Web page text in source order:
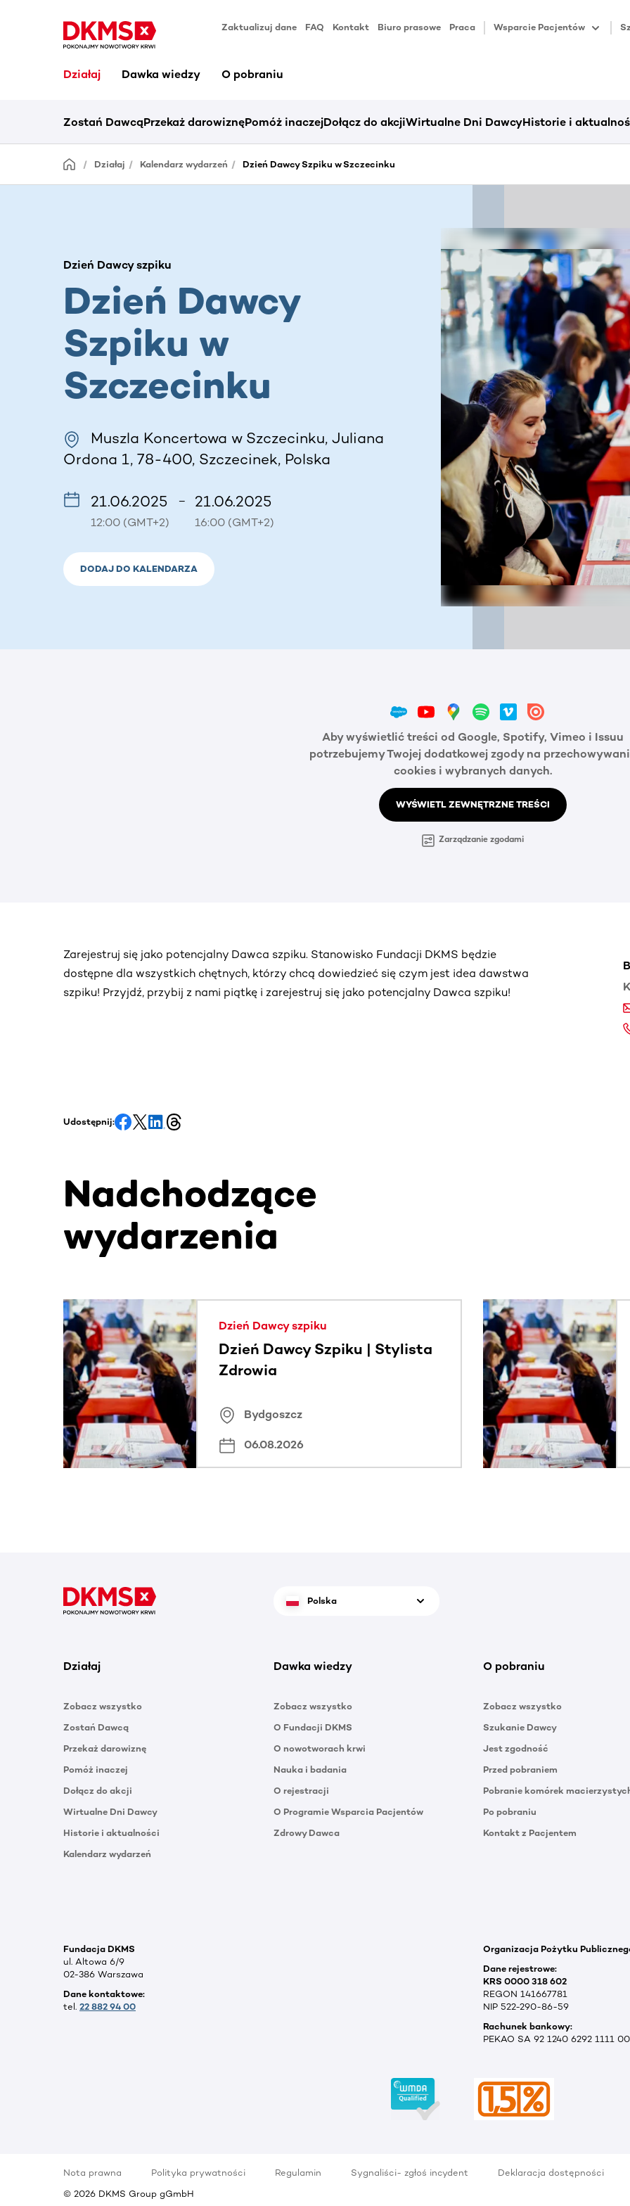
Zaktualizuj dane FAQ Kontakt Biuro prasowe Praca Wsparcie Pacjentów
Działaj Dawka wiedzy O pobraniu
Zostań DawcąPrzekaż darowiznęPomóż inaczejDołącz do akcjiWirtualne Dni DawcyHistorie i
Działaj Kalendarz wydarzeń Dzień Dawcy Szpiku w Szczecinku
Dzień Dawcy szpiku
Dzień Dawcy
Szpiku w
Szczecinku
Muszla Koncertowa w Szczecinku, Juliana
Ordona 1, 78-400, Szczecinek, Polska
21.06.2025
12:00 (GMT+2)
– 21.06.2025
16:00 (GMT+2)
DODAJ DO KALENDARZA
Aby wyświetlić treści od Google, Spotify, Vimeo i Issuu
potrzebujemy Twojej dodatkowej zgody na
cookies i wybranych danych.
WYŚWIETL ZEWNĘTRZNE TREŚCI
Zarządzanie zgodami
Zarejestruj się jako potencjalny Dawca szpiku. Stanowisko Fundacji DKMS będzie
dostępne dla wszystkich chętnych, którzy chcą dowiedzieć się czym jest idea dawstwa
szpiku! Przyjdź, przybij z nami piątkę i zarejestruj się jako potencjalny Dawca szpiku!
Udostępnij:
Nadchodzące
wydarzenia
Ta sekcja zawiera treści przewijane w poziomie. Użyj klawisza Tab lub przesuń palcem, aby zobaczyć
Dzień Dawcy szpiku
Dzień Dawcy Szpiku | Stylista
Zdrowia
Bydgoszcz
06.08.2026
Polska
Działaj
Zobacz wszystko
Zostań Dawcą
Przekaż darowiznę
Pomóż inaczej
Dołącz do akcji
Wirtualne Dni Dawcy
Historie i aktualności
Kalendarz wydarzeń
Dawka wiedzy
Zobacz wszystko
O Fundacji DKMS
O nowotworach krwi
Nauka i badania
O rejestracji
O Programie Wsparcia Pacjentów
Zdrowy Dawca
O pobraniu
Zobacz wszystko
Szukanie Dawcy
Jest zgodność
Przed pobraniem
Pobranie komórek
Po pobraniu
Kontakt z Pacjentem
Fundacja DKMS
ul. Altowa 6/9
02-386 Warszawa
Dane kontaktowe:
tel. 22 882 94 00
Organizacja Pożytku
Dane rejestrowe:
KRS 0000 318 602
REGON 141667781
NIP 522-290-86-59
Rachunek bankowy:
PEKAO SA 92 1240 6292 1111
Nota prawna Polityka prywatności Regulamin Sygnaliści- zgłoś incydent
Deklaracja dostępności
© 2026 DKMS Group gGmbH